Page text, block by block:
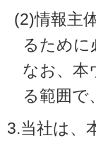
(2)情報主
るために
なお、本
る範囲で
3.当社は、